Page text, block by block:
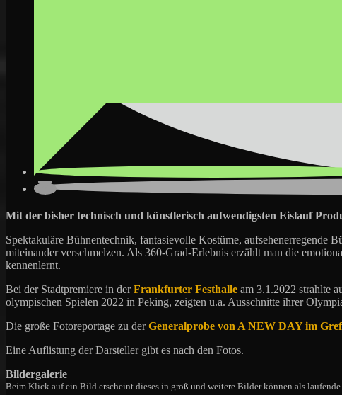
Mit der bisher technisch und künstlerisch aufwendigsten Eislauf
Spektakuläre Bühnentechnik, fantasievolle Kostüme,
miteinander verschmelzen. Als 360-Grad-Erlebnis erzählt man die
kennenlernt.
Bei der Stadtpremiere in derFrankfurter Festhalle am 3.1.2022 strahlte
olympischen Spielen 2022 in Peking, zeigten u.a. Ausschnitte ihrer
Die große Fotoreportage zu derGeneralprobe von A NEW DAY im
Eine Auflistung der Darsteller gibt es nach den Fotos.
Bildergalerie
Beim Klick auf ein Bild erscheint dieses in groß und weitere Bilder können als laufende